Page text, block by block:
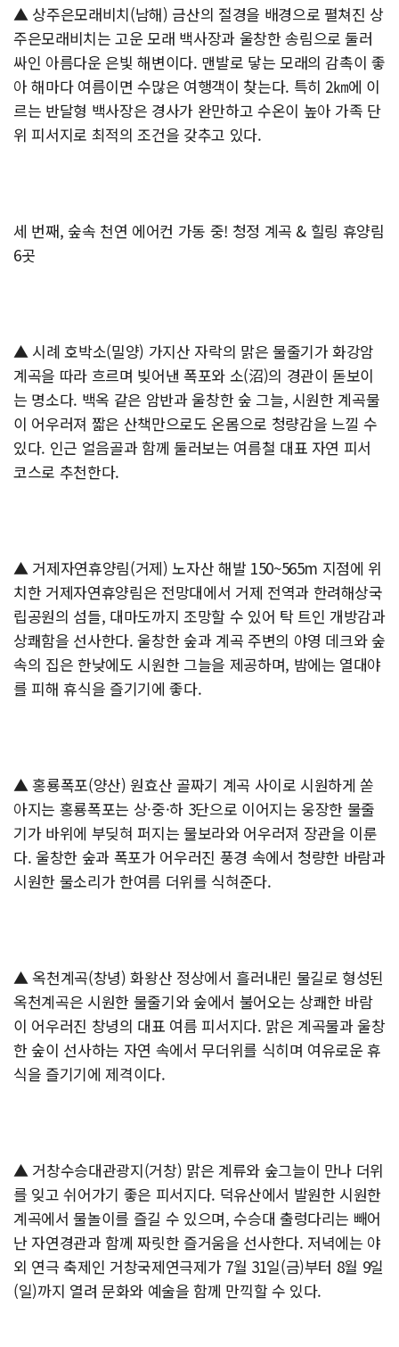
▲ 상주은모래비치(남해) 금산의 절경을 배경으로 펼쳐진 상
주은모래비치는 고운 모래 백사장과 울창한 송림으로 둘러
싸인 아름다운 은빛 해변이다. 맨발로 닿는 모래의 감촉이 좋
아 해마다 여름이면 수많은 여행객이 찾는다. 특히 2㎞에 이
르는 반달형 백사장은 경사가 완만하고 수온이 높아 가족 단
위 피서지로 최적의 조건을 갖추고 있다.
세 번째, 숲속 천연 에어컨 가동 중! 청정 계곡 & 힐링 휴양림
6곳
▲ 시례 호박소(밀양) 가지산 자락의 맑은 물줄기가 화강암
계곡을 따라 흐르며 빚어낸 폭포와 소(沼)의 경관이 돋보이
는 명소다. 백옥 같은 암반과 울창한 숲 그늘, 시원한 계곡물
이 어우러져 짧은 산책만으로도 온몸으로 청량감을 느낄 수
있다. 인근 얼음골과 함께 둘러보는 여름철 대표 자연 피서
코스로 추천한다.
▲ 거제자연휴양림(거제) 노자산 해발 150~565m 지점에 위
치한 거제자연휴양림은 전망대에서 거제 전역과 한려해상국
립공원의 섬들, 대마도까지 조망할 수 있어 탁 트인 개방감과
상쾌함을 선사한다. 울창한 숲과 계곡 주변의 야영 데크와 숲
속의 집은 한낮에도 시원한 그늘을 제공하며, 밤에는 열대야
를 피해 휴식을 즐기기에 좋다.
▲ 홍룡폭포(양산) 원효산 골짜기 계곡 사이로 시원하게 쏟
아지는 홍룡폭포는 상·중·하 3단으로 이어지는 웅장한 물줄
기가 바위에 부딪혀 퍼지는 물보라와 어우러져 장관을 이룬
다. 울창한 숲과 폭포가 어우러진 풍경 속에서 청량한 바람과
시원한 물소리가 한여름 더위를 식혀준다.
▲ 옥천계곡(창녕) 화왕산 정상에서 흘러내린 물길로 형성된
옥천계곡은 시원한 물줄기와 숲에서 불어오는 상쾌한 바람
이 어우러진 창녕의 대표 여름 피서지다. 맑은 계곡물과 울창
한 숲이 선사하는 자연 속에서 무더위를 식히며 여유로운 휴
식을 즐기기에 제격이다.
▲ 거창수승대관광지(거창) 맑은 계류와 숲그늘이 만나 더위
를 잊고 쉬어가기 좋은 피서지다. 덕유산에서 발원한 시원한
계곡에서 물놀이를 즐길 수 있으며, 수승대 출렁다리는 빼어
난 자연경관과 함께 짜릿한 즐거움을 선사한다. 저녁에는 야
외 연극 축제인 거창국제연극제가 7월 31일(금)부터 8월 9일
(일)까지 열려 문화와 예술을 함께 만끽할 수 있다.